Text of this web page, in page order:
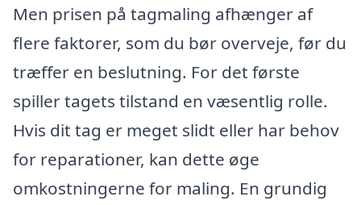
Men prisen på tagmaling afhænger af
flere faktorer, som du bør overveje, før du
træffer en beslutning. For det første
spiller tagets tilstand en væsentlig rolle.
Hvis dit tag er meget slidt eller har behov
for reparationer, kan dette øge
omkostningerne for maling. En grundig